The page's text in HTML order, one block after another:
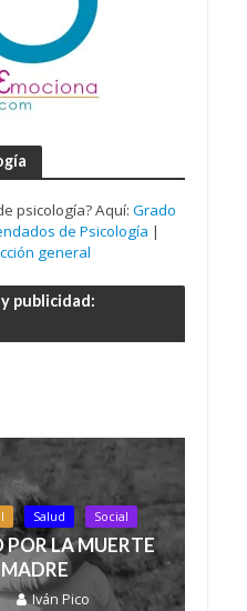
psicología? Aquí: Grado
de Psicología |
general
publicidad:
Salud Social
POR LA MUERTE
Iván Pico